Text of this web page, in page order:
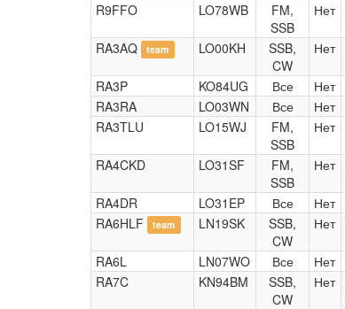
R9FFO LO78WB
FM,
SSB
Нет
RA3AQ team LO00KH
SSB,
CW
Нет
RA3P KO84UG Все Нет
RA3RA
LO03WN Все Нет
RA3TLU
LO15WJ
FM,
SSB
Нет
RA4CKD LO31SF
FM,
SSB
Нет
RA4DR LO31EP Все Нет
RA6HLF
team LN19SK
SSB,
CW
Нет
RA6L LN07WO Все Нет
RA7C
KN94BM
SSB,
CW
Нет